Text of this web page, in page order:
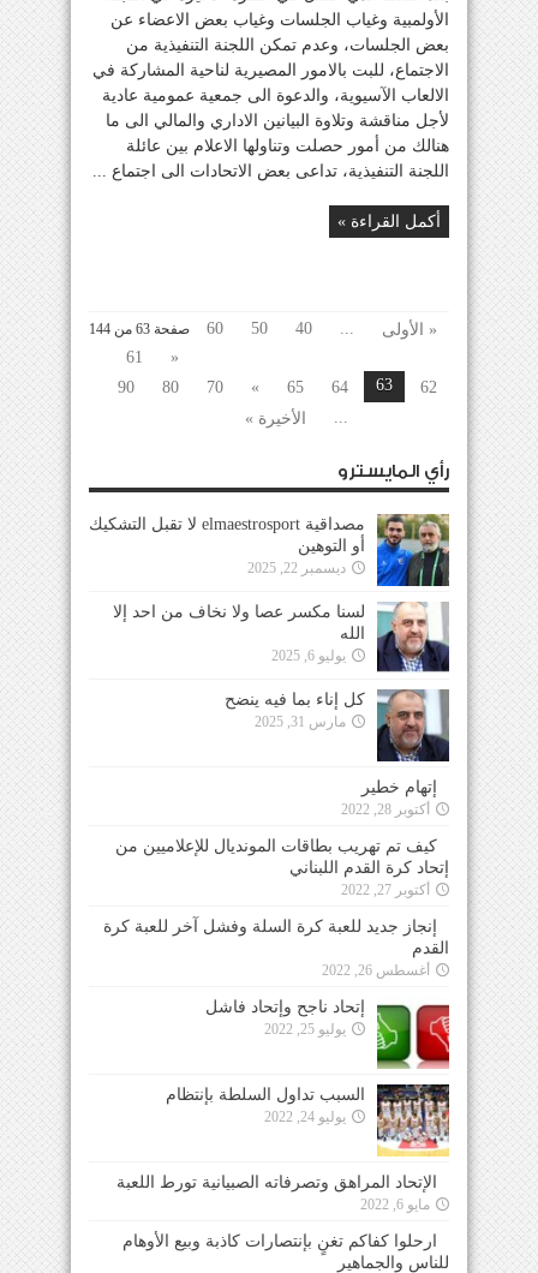
الأولمبية وغياب الجلسات وغياب بعض الاعضاء عن
بعض الجلسات، وعدم تمكن اللجنة التنفيذية من
الاجتماع، للبت بالامور المصيرية لناحية المشاركة في
الالعاب الآسيوية، والدعوة الى جمعية عمومية عادية
لأجل مناقشة وتلاوة البيانين الاداري والمالي الى ما
هنالك من أمور حصلت وتناولها الاعلام بين عائلة
اللجنة التنفيذية، تداعى بعض الاتحادات الى اجتماع ...
أكمل القراءة »
صفحة 63 من 144 « الأولى ...
40
50
60
«
61
62
63
64
65
»
70
80
90
...
الأخيرة »
رأي المايسترو
مصداقية elmaestrosport لا تقبل التشكيك
أو التوهين
ديسمبر 22, 2025
لسنا مكسر عصا ولا نخاف من احد إلا
الله
يوليو 6, 2025
كل إناء بما فيه ينضح
مارس 31, 2025
إتهام خطير
أكتوبر 28, 2022
كيف تم تهريب بطاقات المونديال للإعلاميين من
إتحاد كرة القدم اللبناني
أكتوبر 27, 2022
إنجاز جديد للعبة كرة السلة وفشل آخر للعبة كرة
القدم
أغسطس 26, 2022
إتحاد ناجح وإتحاد فاشل
يوليو 25, 2022
السبب تداول السلطة بإنتظام
يوليو 24, 2022
الإتحاد المراهق وتصرفاته الصبيانية تورط اللعبة
مايو 6, 2022
ارحلوا كفاكم تغنٍ بإنتصارات كاذبة وبيع الأوهام
للناس والجماهير